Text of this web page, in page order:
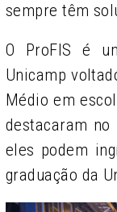
sempre têm
O ProFIS é
Unicamp
Médio em
destacaram no
eles podem
graduação da